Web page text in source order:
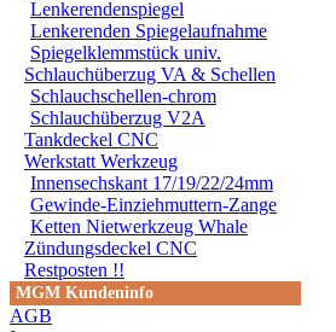
Lenkerendenspiegel
Lenkerenden Spiegelaufnahme
Spiegelklemmstück univ.
Schlauchüberzug VA & Schellen
Schlauchschellen-chrom
Schlauchüberzug V2A
Tankdeckel CNC
Werkstatt Werkzeug
Innensechskant 17/19/22/24mm
Gewinde-Einziehmuttern-Zange
Ketten Nietwerkzeug Whale
Zündungsdeckel CNC
Restposten !!
MGM Kundeninfo
AGB